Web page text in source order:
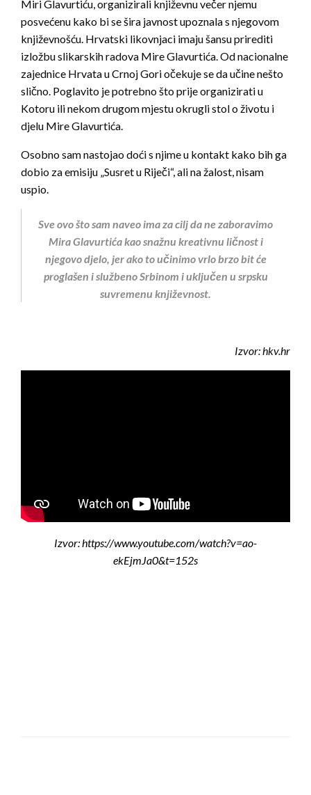
Miri Glavurtiću, organizirali književnu večer njemu
posvećenu kako bi se šira javnost upoznala s njegovom
književnošću. Hrvatski likovnjaci imaju šansu prirediti
izložbu slikarskih radova Mire Glavurtića. Od nacionalne
zajednice Hrvata u Crnoj Gori očekuje se da učine nešto
slično. Poglavito je potrebno što prije organizirati u
Kotoru ili nekom drugom mjestu okrugli stol o životu i
djelu Mire Glavurtića.
Osobno sam nastojao doći s njime u kontakt kako bih ga
dobio za emisiju „Susret u Riječi“, ali na žalost, nisam
uspio.
Sve ovo što sam naveo ima za cilj da ne zaboravimo
Mira Glavurtića kao snažnu kreativnu ličnost i
njegovo djelo, jer ako to učinimo vrlo brzo bit će
proglašen i službeno Srbinom i uključen u srpsku
suvremenu književnost.
Izvor: hkv.hr
Izvor: https://www.youtube.com/watch?v=ao-
ekEjmJa0&t=152s